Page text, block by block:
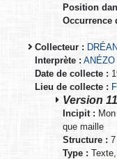
Position
Occurrence
Collecteur :
Interprète :
Date de collecte :
Lieu de collecte :
Version
Incipit :
que maille
Structure :
Type :